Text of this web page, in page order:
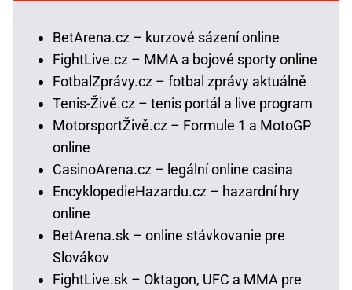
BetArena.cz – kurzové sázení online
FightLive.cz – MMA a bojové sporty online
FotbalZprávy.cz – fotbal zprávy aktuálně
Tenis-Živě.cz – tenis portál a live program
MotorsportŽivě.cz – Formule 1 a MotoGP
online
CasinoArena.cz – legální online casina
EncyklopedieHazardu.cz – hazardní hry
online
BetArena.sk – online stávkovanie pre
Slovákov
FightLive.sk – Oktagon, UFC a MMA pre